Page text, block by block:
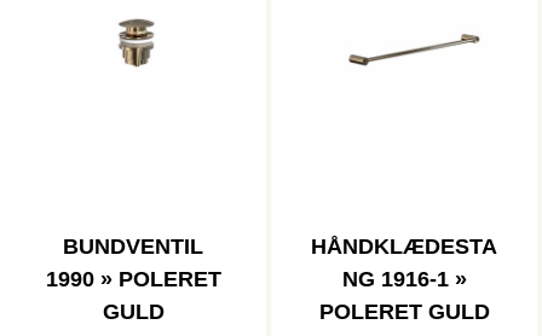
BUNDVENTIL
1990 » POLERET
GULD
HÅNDKLÆDESTA
NG 1916-1 »
POLERET GULD